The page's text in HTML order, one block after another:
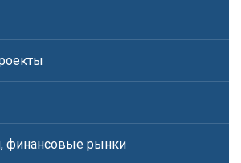
финансовые рынки